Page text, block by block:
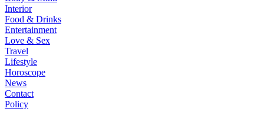
Interior
Food & Drinks
Entertainment
Love & Sex
Travel
Lifestyle
Horoscope
News
Contact
Policy